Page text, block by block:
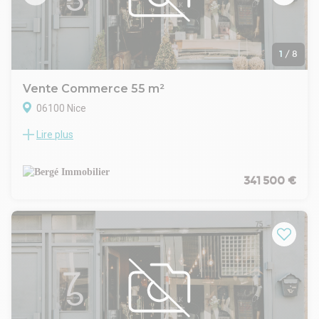
1 / 8
Vente Commerce 55 m²
06100 Nice
Bergé immobilier vous propose la vente cette maisonnette
résidentiel (quartier Libération).
Nice Libération – Local atypique avec double accès, privé et
copropriété rénovée se développe comme suit :
- 35 m² espace principal avec un pièce attenante de 9,5 m²
(bureau de consultation)
- Une mezzanine de 10 m² au sol,
- Un espace extérieur privatif de 15 m² exposé plein sud.
Son véritable atout :
- une double accessibilité indépendante : séparation des flux
Lire plus
341 500 €